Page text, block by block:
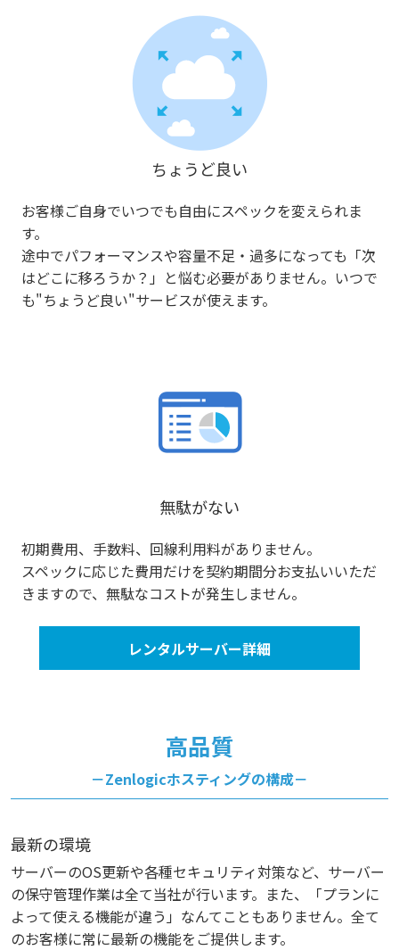
ちょうど良い
お客様ご自身でいつでも自由にスペックを変えられま
す。
途中でパフォーマンスや容量不足・過多になっても「次
はどこに移ろうか？」と悩む必要がありません。いつで
も"ちょうど良い"サービスが使えます。
無駄がない
初期費用、手数料、回線利用料がありません。
スペックに応じた費用だけを契約期間分お支払いいただ
きますので、無駄なコストが発生しません。
レンタルサーバー詳細
高品質
－Zenlogicホスティングの構成－
最新の環境
サーバーのOS更新や各種セキュリティ対策など、サーバー
の保守管理作業は全て当社が行います。また、「プランに
よって使える機能が違う」なんてこともありません。全て
のお客様に常に最新の機能をご提供します。